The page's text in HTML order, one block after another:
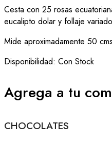
Cesta con 25 rosas
eucalipto dolar y follaje
Mide aproximadamente 50
Disponibilidad: Con Stock
Agrega a tu
CHOCOLATES